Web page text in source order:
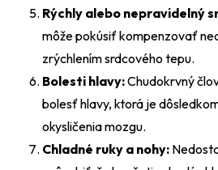
Rýchly alebo nepravidelný
môže pokúsiť kompenzovať
zrýchlením srdcového tepu.
Bolesti hlavy:Chudokrvný
bolesť hlavy, ktorá je
okysličenia mozgu.
Chladné ruky a nohy: